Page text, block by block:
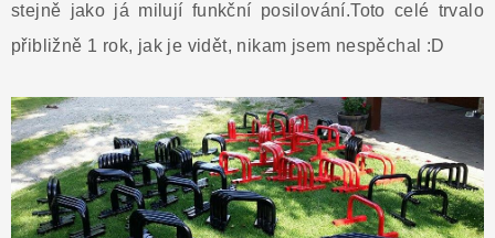
stejně jako já milují funkční posilování.Toto celé trvalo
přibližně 1 rok, jak je vidět, nikam jsem nespěchal :D